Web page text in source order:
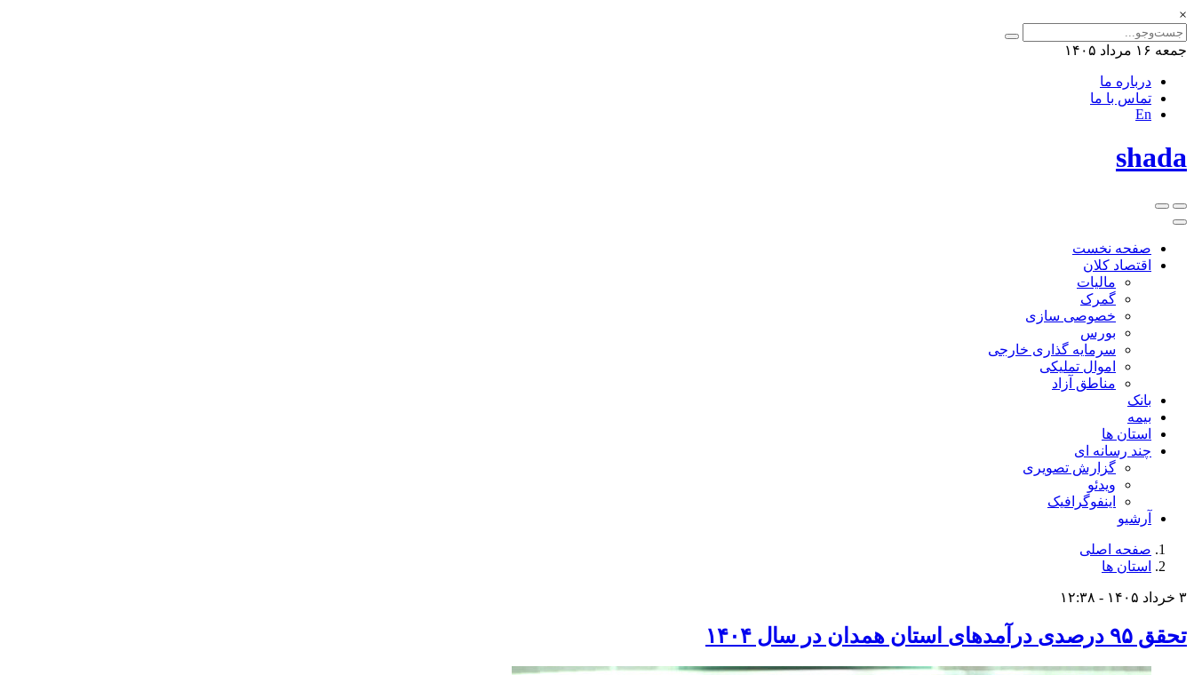
×
جمعه ۱۶ مرداد ۱۴۰۵
درباره ما
تماس با ما
En
shada
صفحه نخست
اقتصاد کلان
مالیات
گمرک
خصوصی سازی
بورس
سرمایه گذاری خارجی
اموال تملیکی
مناطق آزاد
بانک
بیمه
استان ها
چند رسانه ای
گزارش تصویری
ویدئو
اینفوگرافیک
آرشیو
صفحه اصلی
استان ها
۳ خرداد ۱۴۰۵ - ۱۲:۳۸
تحقق ۹۵ درصدی درآمدهای استان همدان در سال ۱۴۰۴